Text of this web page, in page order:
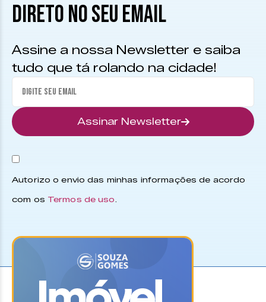
DIRETO NO SEU EMAIL
Assine a nossa Newsletter e saiba
tudo que tá rolando na cidade!
Assinar Newsletter
Autorizo o envio das minhas informações de acordo
com os Termos de uso.